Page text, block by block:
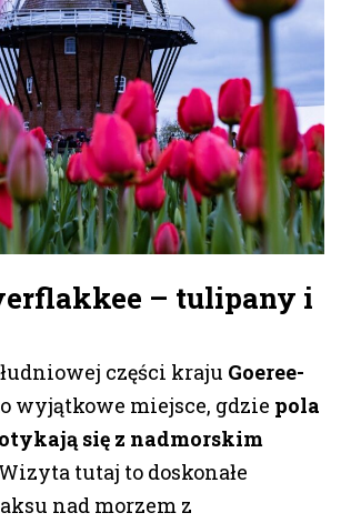
– tulipany i
części kraju Goeree-
wyjątkowe miejsce, gdzie pola
się z nadmorskim
tutaj to doskonałe
nad morzem z